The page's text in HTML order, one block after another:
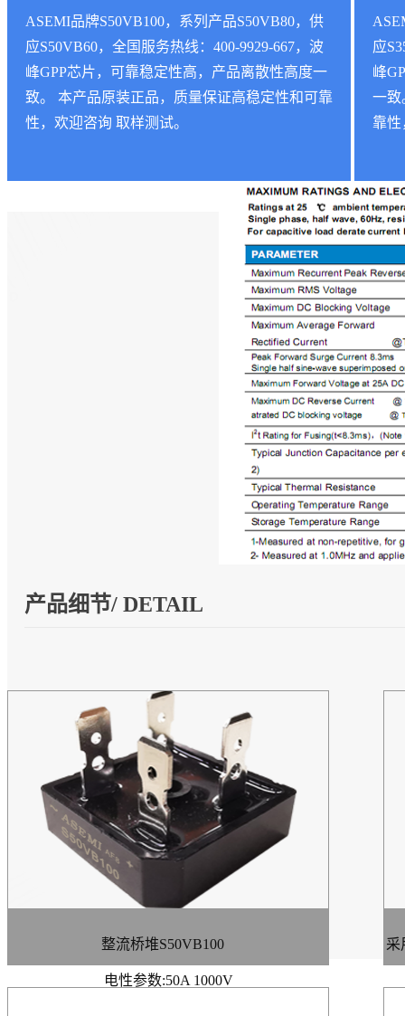
ASEMI品牌S50VB100，系列产品S50VB80，供
应S50VB60，全国服务热线：400-9929-667，波
峰GPP芯片，可靠稳定性高，产品离散性高度一
致。 本产品原装正品，质量保证高稳定性和可靠
性，欢迎咨询 取样测试。
应
峰
一致
靠性
产品细节/ DETAIL
整流桥堆S50VB100
电性参数:50A 1000V
采